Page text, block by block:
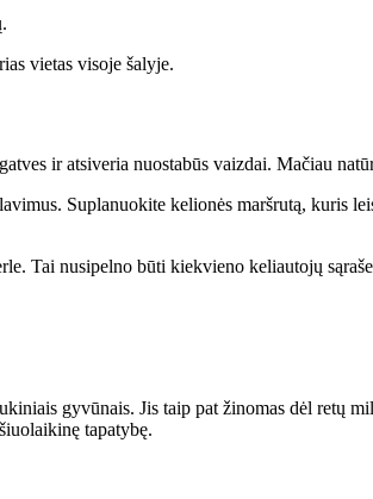
vietas visoje šalyje.
ir atsiveria nuostabūs vaizdai. Mačiau
Suplanuokite kelionės maršrutą, kuris
Tai nusipelno būti kiekvieno keliautojų
gyvūnais. Jis taip pat žinomas dėl retų
tapatybę.